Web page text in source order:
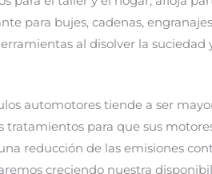
para bujes, cadenas,
al disolver la suciedad
automotores tiende a ser
tratamientos para que sus
reducción de las emisiones
creciendo nuestra